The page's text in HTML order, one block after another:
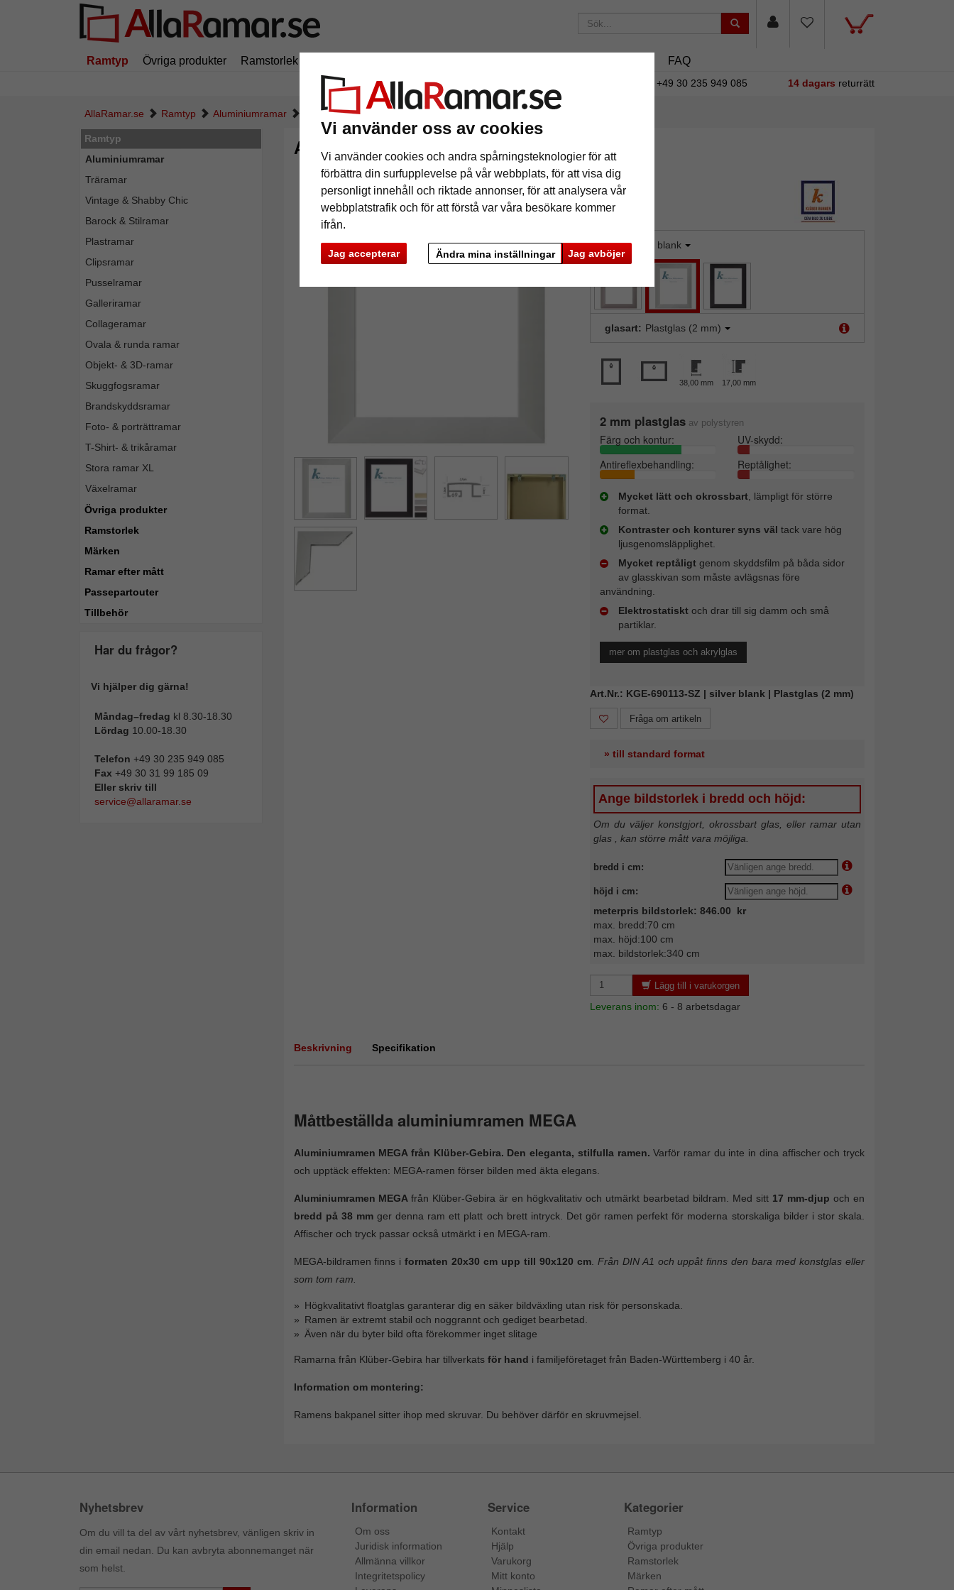
Vi använder oss av cookies
Vi använder cookies och andra spårningsteknologier för att
förbättra din surfupplevelse på vår webbplats, för att visa dig
personligt innehåll och riktade annonser, för att analysera vår
webbplatstrafik och för att förstå var våra besökare kommer
ifrån.
Jag accepterar Jag avböjer
Ändra mina inställningar
Ramtyp Övriga produkter Ramstorlek FAQ
195 kr i leveranskostnad. +49 30 235 949 085 14 dagars returrätt
AllaRamar.se Ramtyp Aluminiumramar Aluminiumram Mega efter mått
Ramtyp
Aluminiumramar
Träramar
Vintage & Shabby Chic
Barock & Stilramar
Plastramar
Clipsramar
Pusselramar
Galleriramar
Collageramar
Ovala & runda ramar
Objekt- & 3D-ramar
Skuggfogsramar
Brandskyddsramar
Foto- & porträttramar
T-Shirt- & trikåramar
Stora ramar XL
Växelramar
Övriga produkter
Ramstorlek
Märken
Ramar efter mått
Passepartouter
Tillbehör
Har du frågor?
Vi hjälper dig gärna!
Måndag–fredag kl 8.30-18.30
Lördag 10.00-18.30
Telefon +49 30 235 949 085
Fax +49 30 31 99 185 09
Eller skriv till
service@allaramar.se
Aluminiumram Mega efter mått
färg: silver blank
glasart: Plastglas (2 mm)
38,00 mm 17,00 mm
2 mm plastglasav polystyren
Färg och kontur:
UV-skydd:
Antireflexbehandling:
Reptålighet:
Mycket lätt och okrossbart, lämpligt för större
format.
Kontraster och konturer syns väl tack vare hög
ljusgenomsläpplighet.
Mycket reptåligtgenom skyddsfilm på båda sidor
av glasskivan som måste avlägsnas före
användning.
Elektrostatisktoch drar till sig damm och små
partiklar.
mer om plastglas och akrylglas
Art.Nr.: KGE-690113-SZ | silver blank | Plastglas (2 mm)
Fråga om artikeln
» till standard format
Ange bildstorlek i bredd och höjd:
Om du väljer konstgjort, okrossbart glas, eller ramar utan
glas , kan större mått vara möjliga.
bredd i cm:
höjd i cm:
meterpris bildstorlek: 846.00 kr
max. bredd:70 cm
max. höjd:100 cm
max. bildstorlek:340 cm
Lägg till i varukorgen
Leverans inom: 6 - 8 arbetsdagar
Beskrivning Specifikation
Måttbeställda aluminiumramen MEGA
Aluminiumramen MEGA från Klüber-Gebira. Den eleganta, stilfulla ramen. Varför ramar du inte in dina affischer och tryck
och upptäck effekten: MEGA-ramen förser bilden med äkta elegans.
Aluminiumramen MEGAfrån Klüber-Gebira är en högkvalitativ och utmärkt bearbetad bildram. Med sitt 17 mm-djup och en
bredd på 38 mmger denna ram ett platt och brett intryck. Det gör ramen perfekt för moderna storskaliga bilder i stor skala.
Affischer och tryck passar också utmärkt i en MEGA-ram.
MEGA-bildramen finns iformaten 20x30 cm upp till 90x120 cm. Från DIN A1 och uppåt finns den bara med konstglas eller
som tom ram.
Högkvalitativt floatglas garanterar dig en säker bildväxling utan risk för personskada.
Ramen är extremt stabil och noggrannt och gediget bearbetad.
Även när du byter bild ofta förekommer inget slitage
Ramarna från Klüber-Gebira har tillverkats för hand i familjeföretaget från Baden-Württemberg i 40 år.
Information om montering:
Ramens bakpanel sitter ihop med skruvar. Du behöver därför en skruvmejsel.
Nyhetsbrev
Om du vill ta del av vårt nyhetsbrev, vänligen skriv in
din email nedan. Du kan avbryta abonnemanget när
som helst.
Information
Om oss
Juridisk information
Allmänna villkor
Integritetspolicy
Service
Kontakt
Hjälp
Varukorg
Mitt konto
Kategorier
Ramtyp
Övriga produkter
Ramstorlek
Märken